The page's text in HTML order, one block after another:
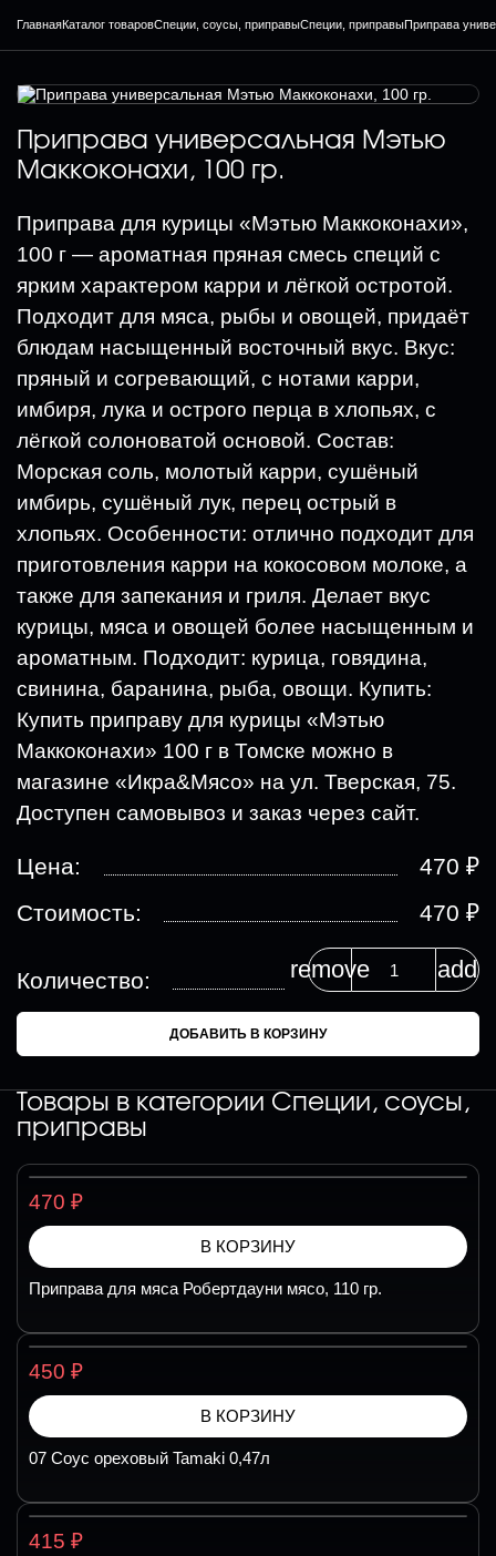
ГлавнаяКаталог товаровСпеции, соусы, приправыСпеции, приправыПриправа
Приправа универсальная Мэтью
Маккоконахи, 100 гр.
Приправа для курицы «Мэтью Маккоконахи»,
100 г — ароматная пряная смесь специй с
ярким характером карри и лёгкой остротой.
Подходит для мяса, рыбы и овощей, придаёт
блюдам насыщенный восточный вкус. Вкус:
пряный и согревающий, с нотами карри,
имбиря, лука и острого перца в хлопьях, с
лёгкой солоноватой основой. Состав:
Морская соль, молотый карри, сушёный
имбирь, сушёный лук, перец острый в
хлопьях. Особенности: отлично подходит для
приготовления карри на кокосовом молоке, а
также для запекания и гриля. Делает вкус
курицы, мяса и овощей более насыщенным и
ароматным. Подходит: курица, говядина,
свинина, баранина, рыба, овощи. Купить:
Купить приправу для курицы «Мэтью
Маккоконахи» 100 г в Томске можно в
магазине «Икра&Мясо» на ул. Тверская, 75.
Доступен самовывоз и заказ через сайт.
Цена: 470 ₽
Стоимость: 470 ₽
Количество: remove add
ДОБАВИТЬ В КОРЗИНУ
Товары в категории Специи, соусы,
приправы
470 ₽
В КОРЗИНУ
Приправа для мяса Робертдауни мясо, 110 гр.
450 ₽
В КОРЗИНУ
07 Соус ореховый Tamaki 0,47л
415 ₽